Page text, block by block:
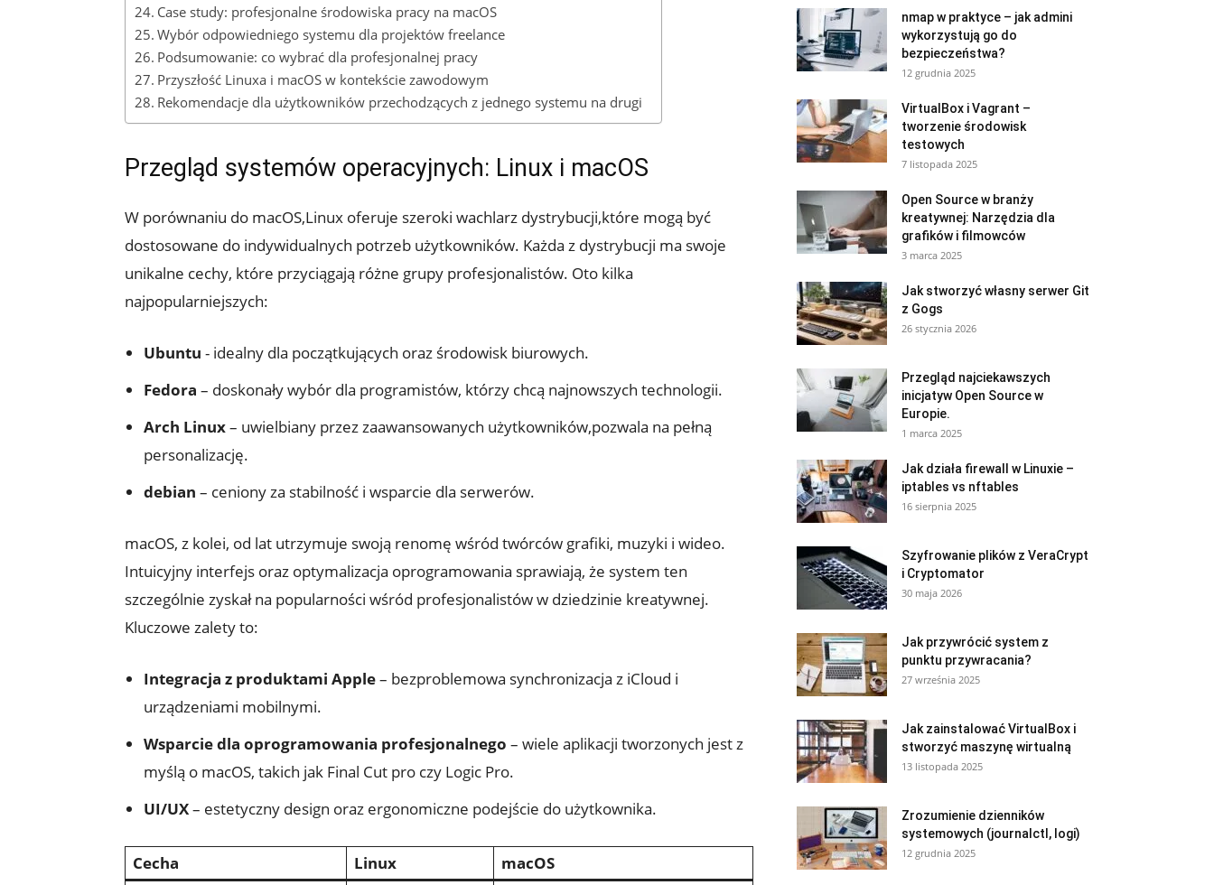
Case study: profesjonalne środowiska pracy na macOS
Wybór odpowiedniego⁣ systemu dla projektów freelance
Podsumowanie: co wybrać ‌dla ⁤profesjonalnej pracy
Przyszłość Linuxa i⁤ macOS w kontekście zawodowym
Rekomendacje dla⁣ użytkowników​ przechodzących z jednego systemu na⁤ drugi
Przegląd systemów operacyjnych:⁢ Linux⁤ i macOS
W ‌porównaniu‍ do macOS,Linux oferuje szeroki wachlarz dystrybucji,które mogą być
dostosowane do indywidualnych‍ potrzeb użytkowników. Każda z dystrybucji ma swoje
unikalne cechy, które przyciągają różne grupy profesjonalistów. Oto kilka
najpopularniejszych:
Ubuntu -⁤ idealny dla początkujących oraz środowisk biurowych.
Fedora – doskonały wybór dla programistów, którzy chcą najnowszych technologii.
Arch Linux– uwielbiany przez zaawansowanych⁣ użytkowników,pozwala na pełną‌
personalizację.
debian – ceniony za stabilność⁢ i wsparcie dla serwerów.
macOS, z kolei, od lat utrzymuje⁤ swoją renomę wśród twórców⁢ grafiki, muzyki i wideo.
Intuicyjny interfejs oraz⁣ optymalizacja oprogramowania sprawiają,⁣ że system ten
szczególnie‌ zyskał na popularności wśród profesjonalistów w dziedzinie kreatywnej.
Kluczowe zalety to:
Integracja z produktami Apple– bezproblemowa synchronizacja z iCloud i
urządzeniami mobilnymi.
Wsparcie dla oprogramowania profesjonalnego – wiele aplikacji‍ tworzonych jest z
myślą o macOS, takich jak Final Cut pro czy ⁢Logic Pro.
UI/UX– estetyczny design oraz ergonomiczne podejście ⁤do użytkownika.
Cecha Linux
macOS
nmap w praktyce – jak admini
wykorzystują go do
bezpieczeństwa?
12 grudnia 2025
VirtualBox i Vagrant –
tworzenie środowisk
testowych
7 listopada 2025
Open Source w branży
kreatywnej: Narzędzia dla
grafików i filmowców
3 marca 2025
Jak stworzyć własny serwer Git
z Gogs
26 stycznia 2026
Przegląd najciekawszych
inicjatyw Open Source w
Europie.
1 marca 2025
Jak działa firewall w Linuxie –
iptables vs nftables
16 sierpnia 2025
Szyfrowanie plików z VeraCrypt
i Cryptomator
30 maja 2026
Jak przywrócić system z
punktu przywracania?
27 września 2025
Jak zainstalować VirtualBox i
stworzyć maszynę wirtualną
13 listopada 2025
Zrozumienie dzienników
systemowych (journalctl, logi)
12 grudnia 2025